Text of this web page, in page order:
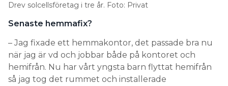
Drev solcellsföretag i tre år. Foto: Privat
Senaste hemmafix?
– Jag fixade ett hemmakontor, det passade bra nu
när jag är vd och jobbar både på kontoret och
hemifrån. Nu har vårt yngsta barn flyttat hemifrån
så jag tog det rummet och installerade